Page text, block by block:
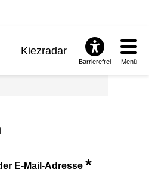
Kiezradar
Barrierefrei Menü
E-Mail-Adresse*